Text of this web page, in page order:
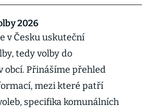
2026
v Česku uskuteční
tedy volby do
obcí. Přinášíme přehled
mezi které patří
specifika komunálních